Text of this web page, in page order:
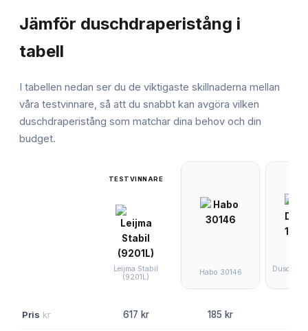
Jämför duschdraperistång i
tabell
I tabellen nedan ser du de viktigaste skillnaderna mellan
våra testvinnare, så att du snabbt kan avgöra vilken
duschdraperistång som matchar dina behov och din
budget.
TESTVINNARE
Leijma Stabil
(9201L)
Habo 30146
Pris kr 617 kr 185 kr